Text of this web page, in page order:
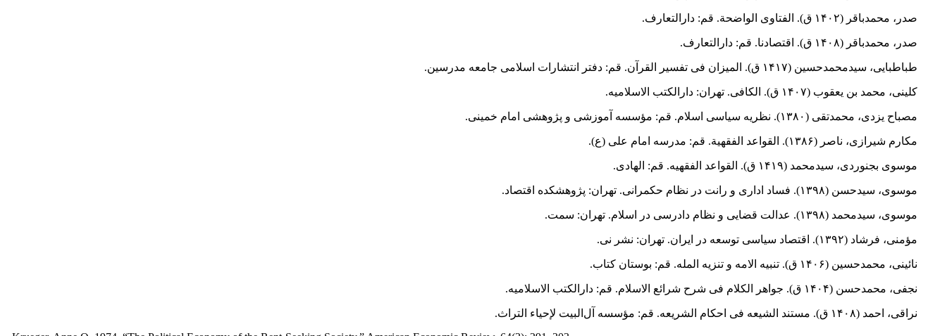
صدر، محمدباقر (۱۴۰۲ ق). الفتاوی الواضحة. قم: دارالتعارف.
صدر، محمدباقر (۱۴۰۸ ق). اقتصادنا. قم: دارالتعارف.
طباطبایی، سیدمحمدحسین (۱۴۱۷ ق). المیزان فی تفسیر القرآن. قم: دفتر انتشارات اسلامی جامعه مدرسین.
کلینی، محمد بن یعقوب (۱۴۰۷ ق). الکافی. تهران: دارالکتب الاسلامیه.
مصباح یزدی، محمدتقی (۱۳۸۰). نظریه سیاسی اسلام. قم: مؤسسه آموزشی و پژوهشی امام خمینی.
مکارم شیرازی، ناصر (۱۳۸۶). القواعد الفقهیة. قم: مدرسه امام علی (ع).
موسوی بجنوردی، سیدمحمد (۱۴۱۹ ق). القواعد الفقهیه. قم: الهادی.
موسوی، سیدحسن (۱۳۹۸). فساد اداری و رانت در نظام حکمرانی. تهران: پژوهشکده اقتصاد.
موسوی، سیدمحمد (۱۳۹۸). عدالت قضایی و نظام دادرسی در اسلام. تهران: سمت.
مؤمنی، فرشاد (۱۳۹۲). اقتصاد سیاسی توسعه در ایران. تهران: نشر نی.
نائینی، محمدحسین (۱۴۰۶ ق). تنبیه الامه و تنزیه المله. قم: بوستان کتاب.
نجفی، محمدحسن (۱۴۰۴ ق). جواهر الکلام فی شرح شرائع الاسلام. قم: دارالکتب الاسلامیه.
نراقی، احمد (۱۴۰۸ ق). مستند الشیعه فی احکام الشریعه. قم: مؤسسه آل‌البیت لإحیاء التراث.